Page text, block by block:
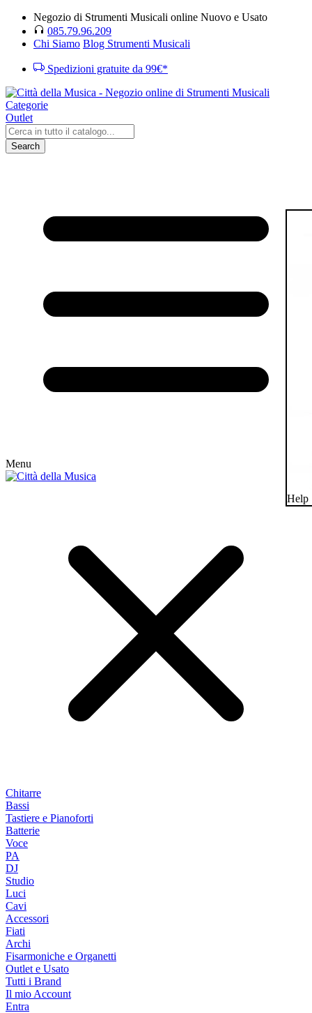
Negozio di Strumenti Musicali online Nuovo e Usato
085.79.96.209
Chi Siamo Blog Strumenti Musicali
Spedizioni gratuite da 99€*
Categorie
Outlet
Search
Menu
Chitarre
Bassi
Tastiere e Pianoforti
Batterie
Voce
PA
DJ
Studio
Luci
Cavi
Accessori
Fiati
Archi
Fisarmoniche e Organetti
Outlet e Usato
Tutti i Brand
Il mio Account
Entra
Help